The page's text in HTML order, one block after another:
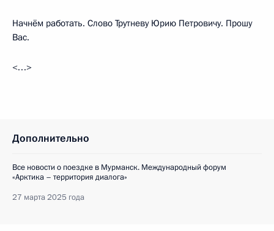
Начнём работать. Слово Трутневу Юрию Петровичу. Прошу
Вас.
<…>
Дополнительно
Все новости о поездке в Мурманск. Международный форум
«Арктика – территория диалога»
27 марта 2025 года